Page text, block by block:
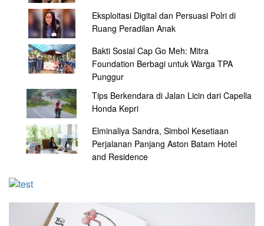
Eksploitasi Digital dan Persuasi Polri di
Ruang Peradilan Anak
Bakti Sosial Cap Go Meh: Mitra
Foundation Berbagi untuk Warga TPA
Punggur
Tips Berkendara di Jalan Licin dari Capella
Honda Kepri
Elminaliya Sandra, Simbol Kesetiaan
Perjalanan Panjang Aston Batam Hotel
and Residence